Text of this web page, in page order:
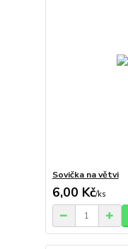
Sovička na větvi
6,00 Kč/ks